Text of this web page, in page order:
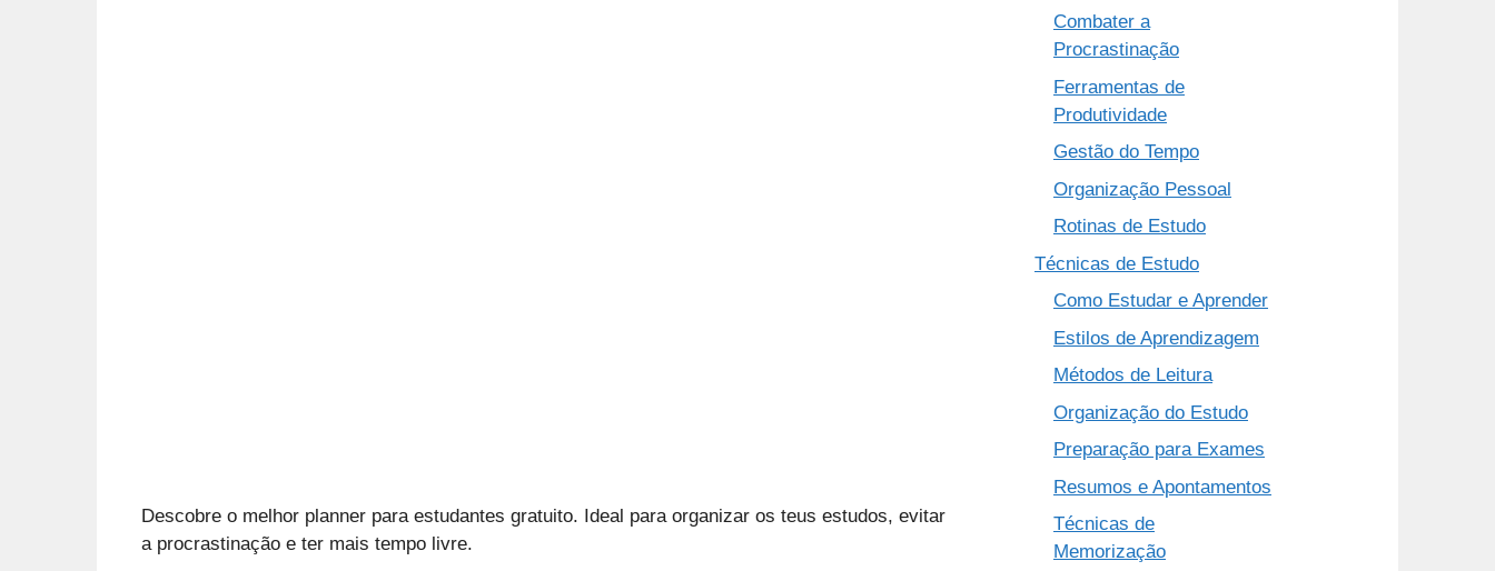
Descobre o melhor planner para estudantes gratuito. Ideal para organizar os teus estudos, evitar
a procrastinação e ter mais tempo livre.
Combater a
Procrastinação
Ferramentas de
Produtividade
Gestão do Tempo
Organização Pessoal
Rotinas de Estudo
Técnicas de Estudo
Como Estudar e Aprender
Estilos de Aprendizagem
Métodos de Leitura
Organização do Estudo
Preparação para Exames
Resumos e Apontamentos
Técnicas de
Memorização